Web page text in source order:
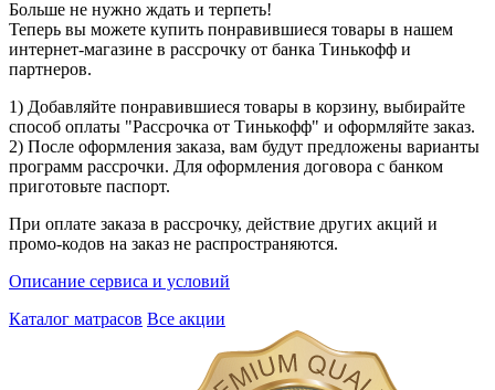
Больше не нужно ждать и терпеть!
Теперь вы можете купить понравившиеся товары в нашем
интернет-магазине в рассрочку от банка Тинькофф и
партнеров.
1) Добавляйте понравившиеся товары в корзину, выбирайте
способ оплаты "Рассрочка от Тинькофф" и оформляйте заказ.
2) После оформления заказа, вам будут предложены варианты
программ рассрочки. Для оформления договора с банком
приготовьте паспорт.
При оплате заказа в рассрочку, действие других акций и
промо-кодов на заказ не распространяются.
Описание сервиса и условий
Каталог матрасов Все акции